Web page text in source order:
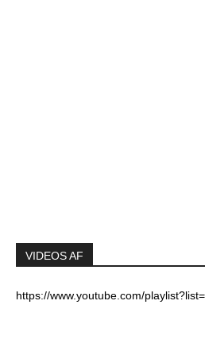
VIDEOS AF
https://www.youtube.com/